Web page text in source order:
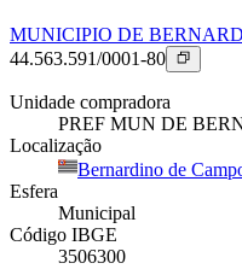
MUNICIPIO DE
44.563.591/0001-80
Unidade compradora
PREF MUN DE
Localização
Bernardino de
Esfera
Municipal
Código IBGE
3506300